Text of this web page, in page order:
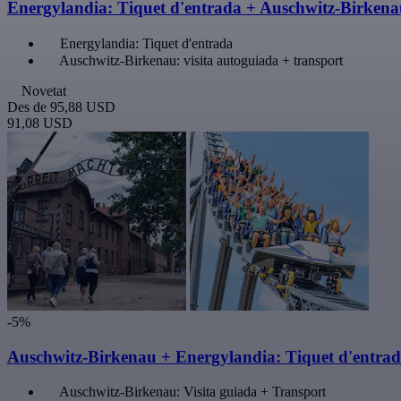
Energylandia: Tiquet d'entrada + Auschwitz-
Energylandia: Tiquet d'entrada
Auschwitz-Birkenau: visita autoguiada + transport
Novetat
Des de 95,88 USD
91,08 USD
-5%
Auschwitz-Birkenau + Energylandia: Tiquet
Auschwitz-Birkenau: Visita guiada + Transport